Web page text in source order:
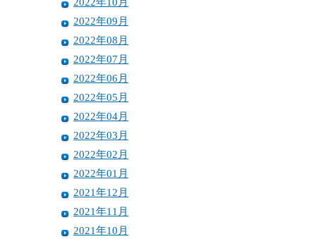
2022年09月
2022年08月
2022年07月
2022年06月
2022年05月
2022年04月
2022年03月
2022年02月
2022年01月
2021年12月
2021年11月
2021年10月